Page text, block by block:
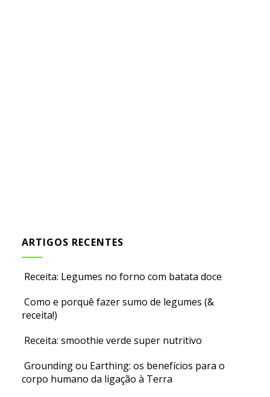
ARTIGOS RECENTES
Receita: Legumes no forno com batata doce
Como e porquê fazer sumo de legumes (&
receita!)
Receita: smoothie verde super nutritivo
Grounding ou Earthing: os benefícios para o
corpo humano da ligação à Terra